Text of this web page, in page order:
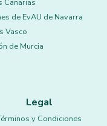
Canarias
de EvAU de Navarra
Vasco
de Murcia
Legal
y Condiciones